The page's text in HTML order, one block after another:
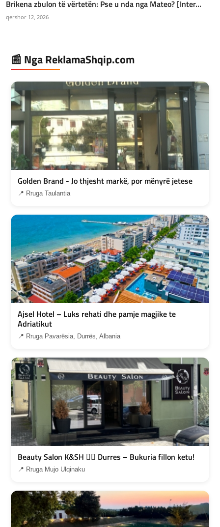
Brikena zbulon të vërtetën: Pse u nda nga Mateo? [Inter...
qershor 12, 2026
📰 Nga ReklamaShqip.com
Golden Brand - Jo thjesht markë, por mënyrë jetese
📍 Rruga Taulantia
Ajsel Hotel – Luks rehati dhe pamje magjike te
Adriatikut
📍 Rruga Pavarësia, Durrës, Albania
Beauty Salon K&SH 💇‍♀️ Durres – Bukuria fillon ketu!
📍 Rruga Mujo Ulqinaku